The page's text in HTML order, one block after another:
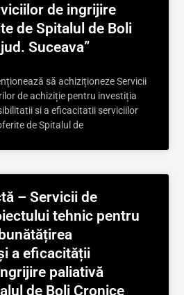
de ingrijire
de Spitalul de Boli
Suceava”
să achiziționeze Servicii
de achiziție pentru investiția
si a eficacitatii serviciilor
de Spitalul de
– Servicii de
tehnic pentru
a eficacității
paliativă
de Boli Cronice